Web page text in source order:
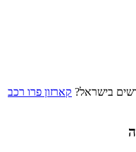
בישראל? קארזון פרו רכב